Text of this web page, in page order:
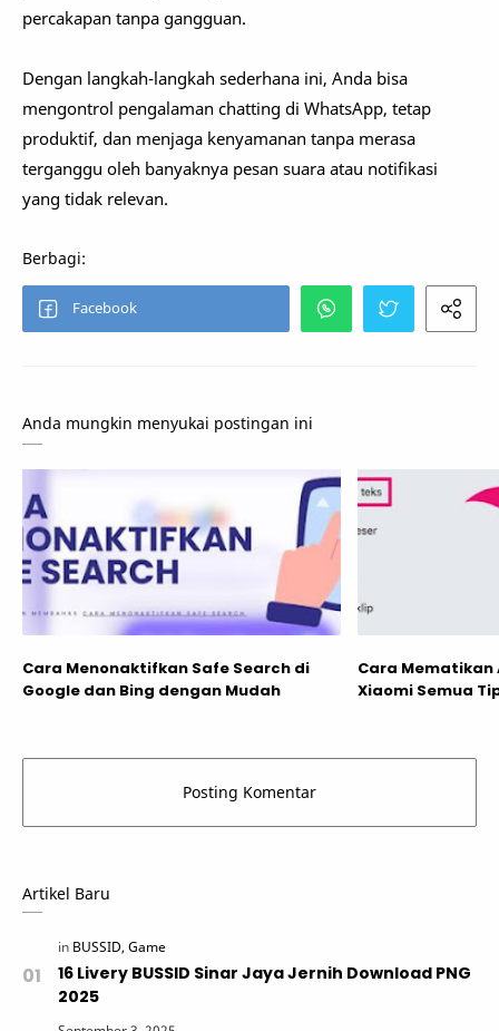
percakapan tanpa gangguan.
Dengan langkah-langkah sederhana ini, Anda bisa
mengontrol pengalaman chatting di WhatsApp, tetap
produktif, dan menjaga kenyamanan tanpa merasa
terganggu oleh banyaknya pesan suara atau notifikasi
yang tidak relevan.
Anda mungkin menyukai postingan ini
Cara Menonaktifkan Safe Search di
Google dan Bing dengan Mudah
Cara Mematikan
Xiaomi Semua
Artikel Baru
16 Livery BUSSID Sinar Jaya Jernih Download PNG
2025